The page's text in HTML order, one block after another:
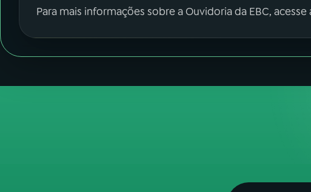
Para mais informações sobre a Ouvidoria da EBC,